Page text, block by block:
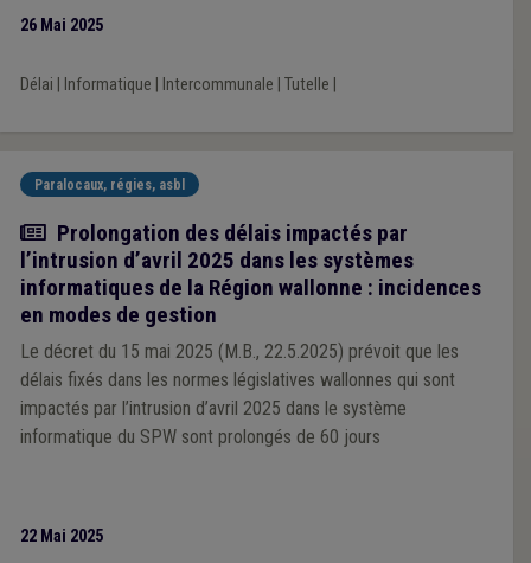
26 Mai 2025
Délai Informatique Intercommunale Tutelle
Paralocaux, régies, asbl
Actualité
Prolongation des délais impactés par
l’intrusion d’avril 2025 dans les systèmes
informatiques de la Région wallonne : incidences
en modes de gestion
Le décret du 15 mai 2025 (M.B., 22.5.2025) prévoit que les
délais fixés dans les normes législatives wallonnes qui sont
impactés par l’intrusion d’avril 2025 dans le système
informatique du SPW sont prolongés de 60 jours
22 Mai 2025